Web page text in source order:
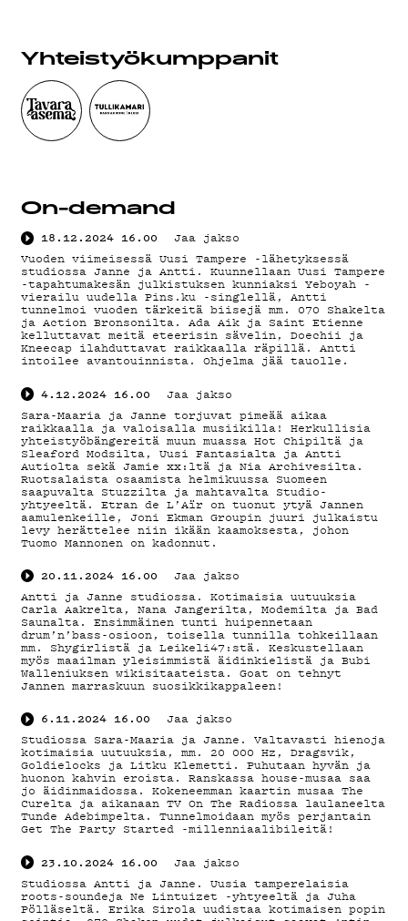
G LIVELAB
KIRJAUDU SISÄÄN
Yhteistyö­kumppanit
On-demand
18.12.2024 16.00
Jaa jakso
Vuoden viimeisessä Uusi Tampere -lähetyksessä
studiossa Janne ja Antti. Kuunnellaan Uusi Tampere
-tapahtumakesän julkistuksen kunniaksi Yeboyah -
vierailu uudella Pins.ku -singlellä, Antti
tunnelmoi vuoden tärkeitä biisejä mm. 070 Shakelta
ja Action Bronsonilta. Ada Aik ja Saint Etienne
kelluttavat meitä eteerisin sävelin, Doechii ja
Kneecap ilahduttavat raikkaalla räpillä. Antti
intoilee avantouinnista. Ohjelma jää tauolle.
4.12.2024 16.00
Jaa jakso
Sara-Maaria ja Janne torjuvat pimeää aikaa
raikkaalla ja valoisalla musiikilla! Herkullisia
yhteistyöbängereitä muun muassa Hot Chipiltä ja
Sleaford Modsilta, Uusi Fantasialta ja Antti
Autiolta sekä Jamie xx:ltä ja Nia Archivesilta.
Ruotsalaista osaamista helmikuussa Suomeen
saapuvalta Stuzzilta ja mahtavalta Studio-
yhtyeeltä. Etran de L’Aïr on tuonut ytyä Jannen
aamulenkeille, Joni Ekman Groupin juuri julkaistu
levy herättelee niin ikään kaamoksesta, johon
Tuomo Mannonen on kadonnut.
20.11.2024 16.00
Jaa jakso
Antti ja Janne studiossa. Kotimaisia uutuuksia
Carla Aakrelta, Nana Jangerilta, Modemilta ja Bad
Saunalta. Ensimmäinen tunti huipennetaan
drum’n’bass-osioon, toisella tunnilla tohkeillaan
mm. Shygirlistä ja Leikeli47:stä. Keskustellaan
myös maailman yleisimmistä äidinkielistä ja Bubi
Walleniuksen wikisitaateista. Goat on tehnyt
Jannen marraskuun suosikkikappaleen!
6.11.2024 16.00
Jaa jakso
Studiossa Sara-Maaria ja Janne. Valtavasti hienoja
kotimaisia uutuuksia, mm. 20 000 Hz, Dragsvik,
Goldielocks ja Litku Klemetti. Puhutaan hyvän ja
huonon kahvin eroista. Ranskassa house-musaa saa
jo äidinmaidossa. Kokeneemman kaartin musaa The
Curelta ja aikanaan TV On The Radiossa laulaneelta
Tunde Adebimpelta. Tunnelmoidaan myös perjantain
Get The Party Started -millenniaalibileitä!
23.10.2024 16.00
Jaa jakso
Studiossa Antti ja Janne. Uusia tamperelaisia
roots-soundeja Ne Lintuizet -yhtyeeltä ja Juha
Pölläseltä. Erika Sirola uudistaa kotimaisen popin